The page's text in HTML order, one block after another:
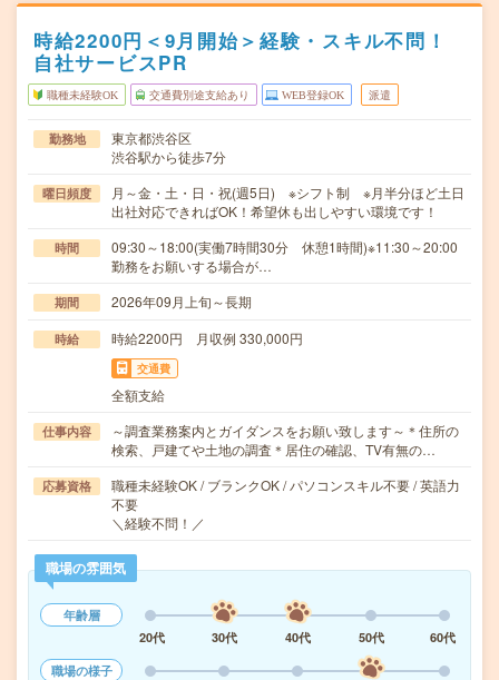
時給2200円＜9月開始＞経験・スキル不問！
自社サービスPR
職種未経験OK 交通費別途支給あり WEB登録OK 派遣
勤務地
東京都渋谷区
渋谷駅から徒歩7分
曜日頻度
月～金・土・日・祝(週5日) ※シフト制 ※月半分ほど土日
出社対応できればOK！希望休も出しやすい環境です！
時間
09:30～18:00(実働7時間30分 休憩1時間)※11:30～20:00
勤務をお願いする場合が…
期間 2026年09月上旬～長期
時給 時給2200円 月収例 330,000円
交通費
全額支給
仕事内容
～調査業務案内とガイダンスをお願い致します～＊住所の
検索、戸建てや土地の調査＊居住の確認、TV有無の…
応募資格
職種未経験OK / ブランクOK / パソコンスキル不要 / 英語力
不要
＼経験不問！／
職場の雰囲気
年齢層
20代
30代 40代 50代
60代
職場の様子